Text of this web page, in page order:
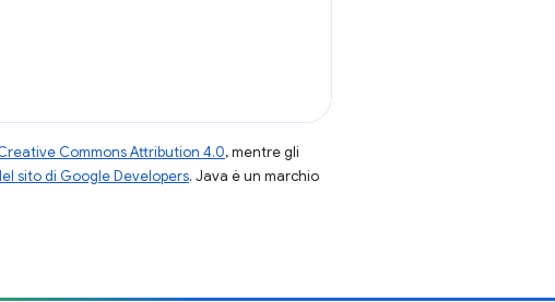
Commons Attribution 4.0, mentre gli
sito di Google Developers. Java è un marchio